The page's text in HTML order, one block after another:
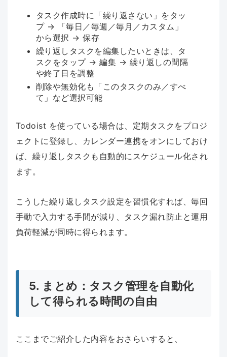
タスク作成時に「繰り返さない」をタッ
プ → 「毎日／毎週／毎月／カスタム」
から選択 → 保存
繰り返しタスクを編集したいときは、タ
スクをタップ → 編集 → 繰り返しの間隔
や終了日を調整
削除や無効化も「このタスクのみ／すべ
て」など選択可能
Todoist を使っている場合は、定期タスクをプロジ
ェクトに登録し、カレンダー連携をオンにしておけ
ば、繰り返しタスクも自動的にスケジュール化され
ます。
こうした繰り返しタスク設定を習慣化すれば、毎回
手動で入力する手間が減り、タスク漏れ防止と運用
負荷軽減が同時に得られます。
5. まとめ：タスク管理を自動化
して得られる時間の自由
ここまでご紹介した内容をおさらいすると、